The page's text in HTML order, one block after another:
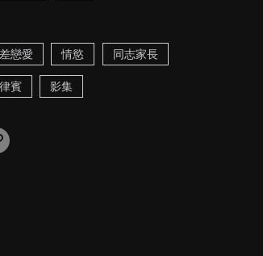
戀愛 情慾 同志家長
賓 影集